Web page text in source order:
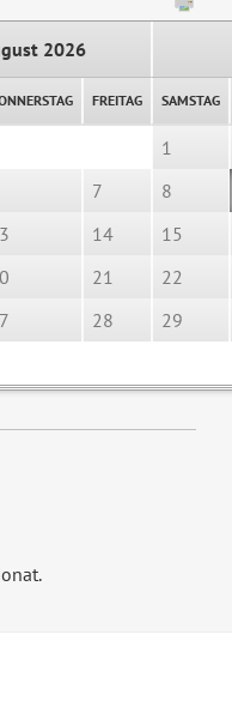
2026
FREITAG SAMSTAG
1
7
8
14
15
21
22
28
29